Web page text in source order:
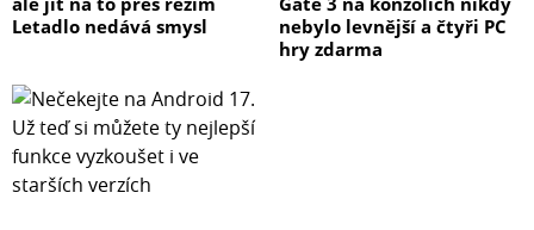
Letadlo nedává smysl
nebylo levnější a čtyři PC
hry zdarma